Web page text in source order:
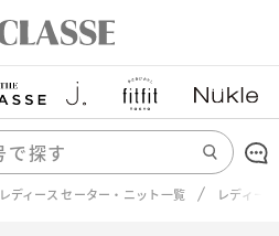
レディース セーター・ニット一覧 レディー